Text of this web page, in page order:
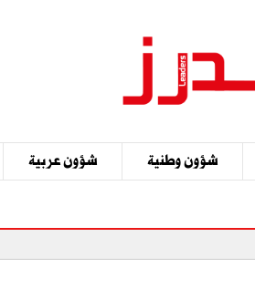
شؤون وطنية شؤون عربية